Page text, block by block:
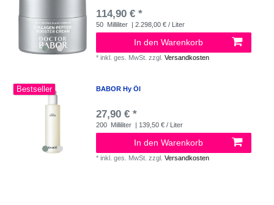
114,90 € *
50 Milliliter | 2.298,00 € / Liter
In den Warenkorb
*inkl. ges. MwSt. zzgl.Versandkosten
Bestseller BABOR Hy Öl
27,90 € *
200 Milliliter | 139,50 € / Liter
In den Warenkorb
*inkl. ges. MwSt. zzgl.Versandkosten